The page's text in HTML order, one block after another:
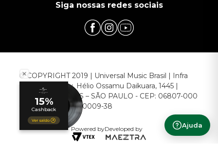
Ajuda
Siga nossas redes sociais
© COPYRIGHT 2019 | Universal Music Brasil | Infra
Commerce - Av. Hélio Ossamu Daikuara, 1445 |
EMBU DAS ARTES – SÃO PAULO - CEP: 06807-000
CNPJ: 00.952.789/0009-38
Powered byDeveloped by